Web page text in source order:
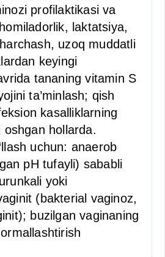
profilaktikasi va
laktatsiya,
uzoq muddatli
keyingi
tananing vitamin S
ta’minlash; qish
kasalliklarning
oshgan hollarda.
uchun: anaerob
pH tufayli) sababli
yoki
(bakterial vaginoz,
buzilgan vaginaning